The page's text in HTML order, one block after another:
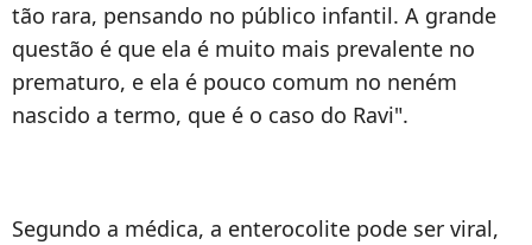
tão rara, pensando no público infantil. A grande
questão é que ela é muito mais prevalente no
prematuro, e ela é pouco comum no neném
nascido a termo, que é o caso do Ravi".
Segundo a médica, a enterocolite pode ser viral,